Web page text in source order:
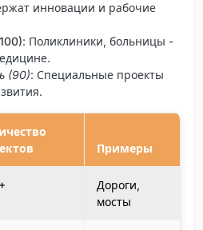
инновации и рабочие
: Поликлиники, больницы -
(90): Специальные проекты
Примеры
Дороги,
мосты